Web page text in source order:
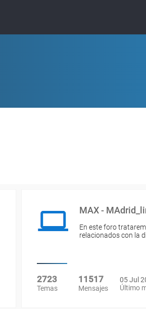
MAX -
En este foro
relacionados con la
2723
Temas
11517
Mensajes
05 Jul
Último